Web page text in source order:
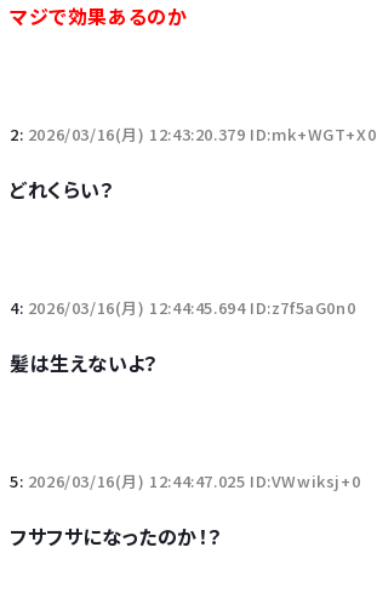
マジで効果あるのか
2: 2026/03/16(月) 12:43:20.379 ID:mk+WGT+X0
どれくらい？
4: 2026/03/16(月) 12:44:45.694 ID:z7f5aG0n0
髪は生えないよ？
5: 2026/03/16(月) 12:44:47.025 ID:VWwiksj+0
フサフサになったのか！？